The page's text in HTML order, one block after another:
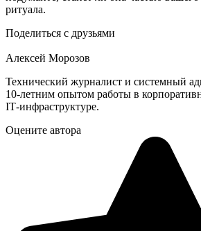
ритуала.
Поделиться с друзьями
Алексей Морозов
Технический журналист и системный
10‑летним опытом работы в
IT‑инфраструктуре.
Оцените автора